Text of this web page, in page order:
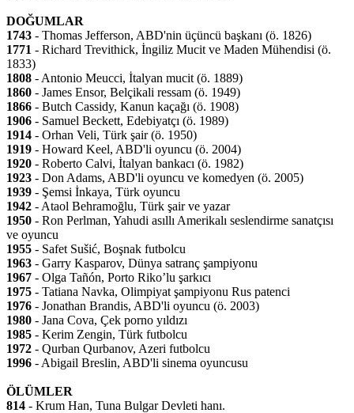
DOĞUMLAR
1743 - Thomas Jefferson, ABD'nin üçüncü başkanı (ö. 1826)
1771 - Richard Trevithick, İngiliz Mucit ve Maden Mühendisi (ö.
1833)
1808 - Antonio Meucci, İtalyan mucit (ö. 1889)
1860 - James Ensor, Belçikali ressam (ö. 1949)
1866 - Butch Cassidy, Kanun kaçağı (ö. 1908)
1906 - Samuel Beckett, Edebiyatçı (ö. 1989)
1914 - Orhan Veli, Türk şair (ö. 1950)
1919 - Howard Keel, ABD'li oyuncu (ö. 2004)
1920 - Roberto Calvi, İtalyan bankacı (ö. 1982)
1923 - Don Adams, ABD'li oyuncu ve komedyen (ö. 2005)
1939 - Şemsi İnkaya, Türk oyuncu
1942 - Ataol Behramoğlu, Türk şair ve yazar
1950 - Ron Perlman, Yahudi asıllı Amerikalı seslendirme sanatçısı
ve oyuncu
1955 - Safet Sušić, Boşnak futbolcu
1963 - Garry Kasparov, Dünya satranç şampiyonu
1967 - Olga Tañón, Porto Riko’lu şarkıcı
1975 - Tatiana Navka, Olimpiyat şampiyonu Rus patenci
1976 - Jonathan Brandis, ABD'li oyuncu (ö. 2003)
1980 - Jana Cova, Çek porno yıldızı
1985 - Kerim Zengin, Türk futbolcu
1972 - Qurban Qurbanov, Azeri futbolcu
1996 - Abigail Breslin, ABD'li sinema oyuncusu
ÖLÜMLER
814 - Krum Han, Tuna Bulgar Devleti hanı.